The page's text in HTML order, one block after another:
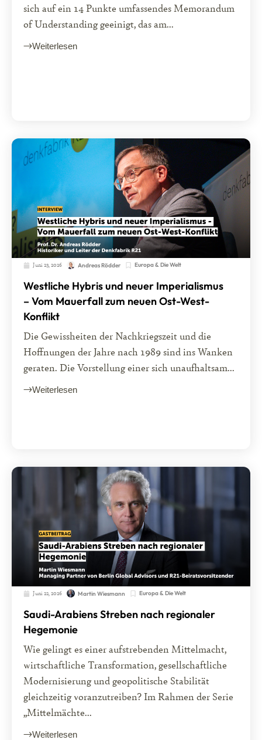
sich auf ein 14 Punkte umfassendes Memorandum
of Understanding geeinigt, das am...
Weiterlesen
Juni 23, 2026 Andreas Rödder Europa & Die Welt
Westliche Hybris und neuer Imperialismus
– Vom Mauerfall zum neuen Ost-West-
Konflikt
Die Gewissheiten der Nachkriegszeit und die
Hoffnungen der Jahre nach 1989 sind ins Wanken
geraten. Die Vorstellung einer sich unaufhaltsam...
Weiterlesen
Juni 22, 2026 Martin Wiesmann Europa & Die Welt
Saudi-Arabiens Streben nach regionaler
Hegemonie
Wie gelingt es einer aufstrebenden Mittelmacht,
wirtschaftliche Transformation, gesellschaftliche
Modernisierung und geopolitische Stabilität
gleichzeitig voranzutreiben? Im Rahmen der Serie
„Mittelmächte...
Weiterlesen